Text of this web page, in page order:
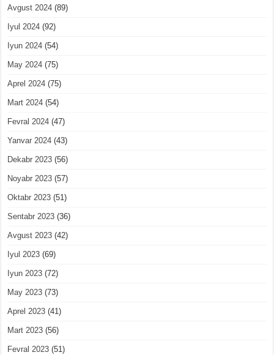
Avgust 2024 (89)
Iyul 2024 (92)
Iyun 2024 (54)
May 2024 (75)
Aprel 2024 (75)
Mart 2024 (54)
Fevral 2024 (47)
Yanvar 2024 (43)
Dekabr 2023 (56)
Noyabr 2023 (57)
Oktabr 2023 (51)
Sentabr 2023 (36)
Avgust 2023 (42)
Iyul 2023 (69)
Iyun 2023 (72)
May 2023 (73)
Aprel 2023 (41)
Mart 2023 (56)
Fevral 2023 (51)